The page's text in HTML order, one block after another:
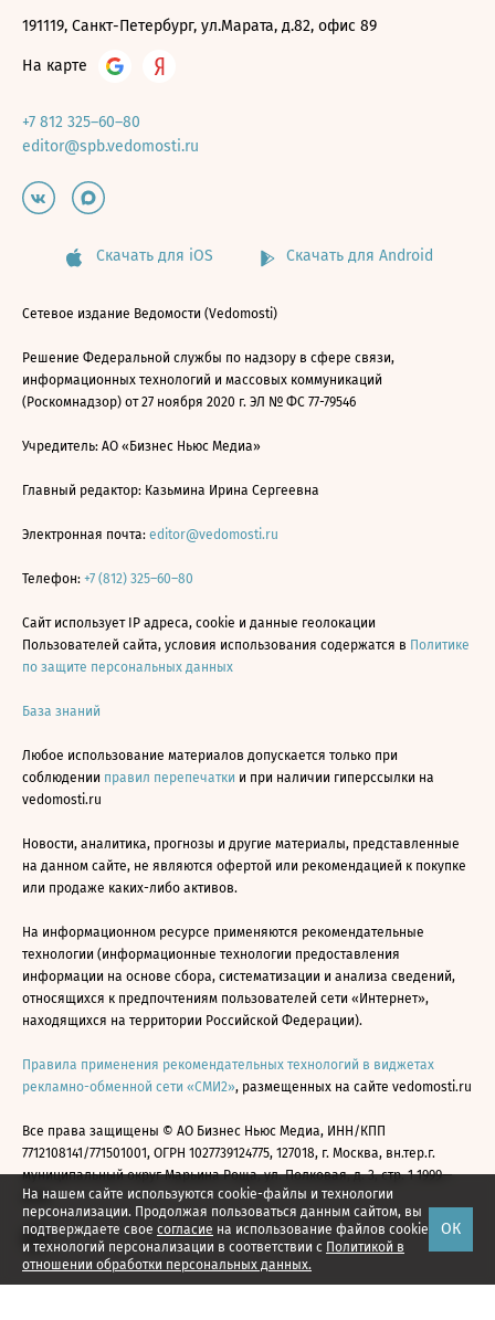
На нашем сайте используются cookie-файлы и технологии
персонализации. Продолжая пользоваться данным сайтом, вы
подтверждаете свое согласие на использование файлов cookie
и технологий персонализации в соответствии с Политикой в
отношении обработки персональных данных.
ОК
191119, Санкт-Петербург, ул.Марата, д.82, офис 89
На карте
+7 812 325–60–80
editor@spb.vedomosti.ru
Скачать для iOS Скачать для Android
Сетевое издание Ведомости (Vedomosti)
Решение Федеральной службы по надзору в сфере связи,
информационных технологий и массовых коммуникаций
(Роскомнадзор) от 27 ноября 2020 г. ЭЛ № ФС 77-79546
Учредитель: АО «Бизнес Ньюс Медиа»
Главный редактор: Казьмина Ирина Сергеевна
Электронная почта: editor@vedomosti.ru
Телефон: +7 (812) 325–60–80
Сайт использует IP адреса, cookie и данные геолокации
Пользователей сайта, условия использования содержатся в Политике
по защите персональных данных
База знаний
Любое использование материалов допускается только при
соблюдении правил перепечатки и при наличии гиперссылки на
vedomosti.ru
Новости, аналитика, прогнозы и другие материалы, представленные
на данном сайте, не являются офертой или рекомендацией к покупке
или продаже каких-либо активов.
На информационном ресурсе применяются рекомендательные
технологии (информационные технологии предоставления
информации на основе сбора, систематизации и анализа сведений,
относящихся к предпочтениям пользователей сети «Интернет»,
находящихся на территории Российской Федерации).
Правила применения рекомендательных технологий в виджетах
рекламно-обменной сети «СМИ2», размещенных на сайте vedomosti.ru
Все права защищены © АО Бизнес Ньюс Медиа, ИНН/КПП
7712108141/771501001, ОГРН 1027739124775, 127018, г. Москва, вн.тер.г.
муниципальный округ Марьина Роща, ул. Полковая, д. 3, стр. 1 1999—
2026